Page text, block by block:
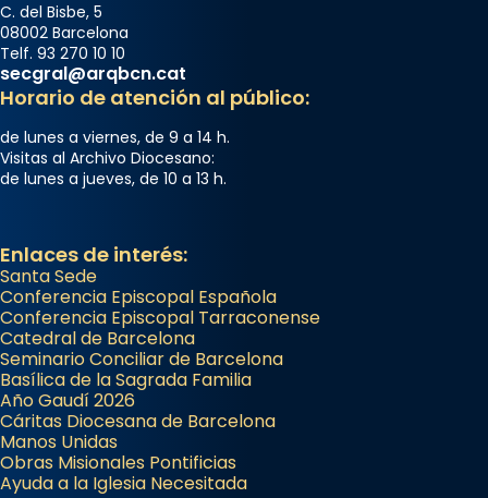
C. del Bisbe, 5
08002 Barcelona
Telf. 93 270 10 10
secgral@arqbcn.cat
Horario de atención al público:
de lunes a viernes, de 9 a 14 h.
Visitas al Archivo Diocesano:
de lunes a jueves, de 10 a 13 h.
Enlaces de interés:
Santa Sede
Conferencia Episcopal Española
Conferencia Episcopal Tarraconense
Catedral de Barcelona
Seminario Conciliar de Barcelona
Basílica de la Sagrada Familia
Año Gaudí 2026
Cáritas Diocesana de Barcelona
Manos Unidas
Obras Misionales Pontificias
Ayuda a la Iglesia Necesitada